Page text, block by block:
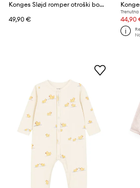
Konges Sløjd romper otroški bombažen COCO ROMPER GOTS
49,90 €
44,90